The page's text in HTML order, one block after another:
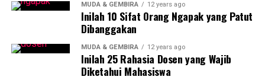
Saat ini memang skuter tengah menjadi salah satu jenis
motor yang sukses menarik perhatian masyarakat. Tidak
sedikit masyarakat yang mulai beralih untuk memakai
skuter.
Hadirnya Honda ADV150 sempat dibanding-bandingkan
MUDA & GEMBIRA 12 years ago
Inilah 10 Sifat Orang Ngapak yang Patut
Dibanggakan
MUDA & GEMBIRA 12 years ago
Inilah 25 Rahasia Dosen yang Wajib
Diketahui Mahasiswa